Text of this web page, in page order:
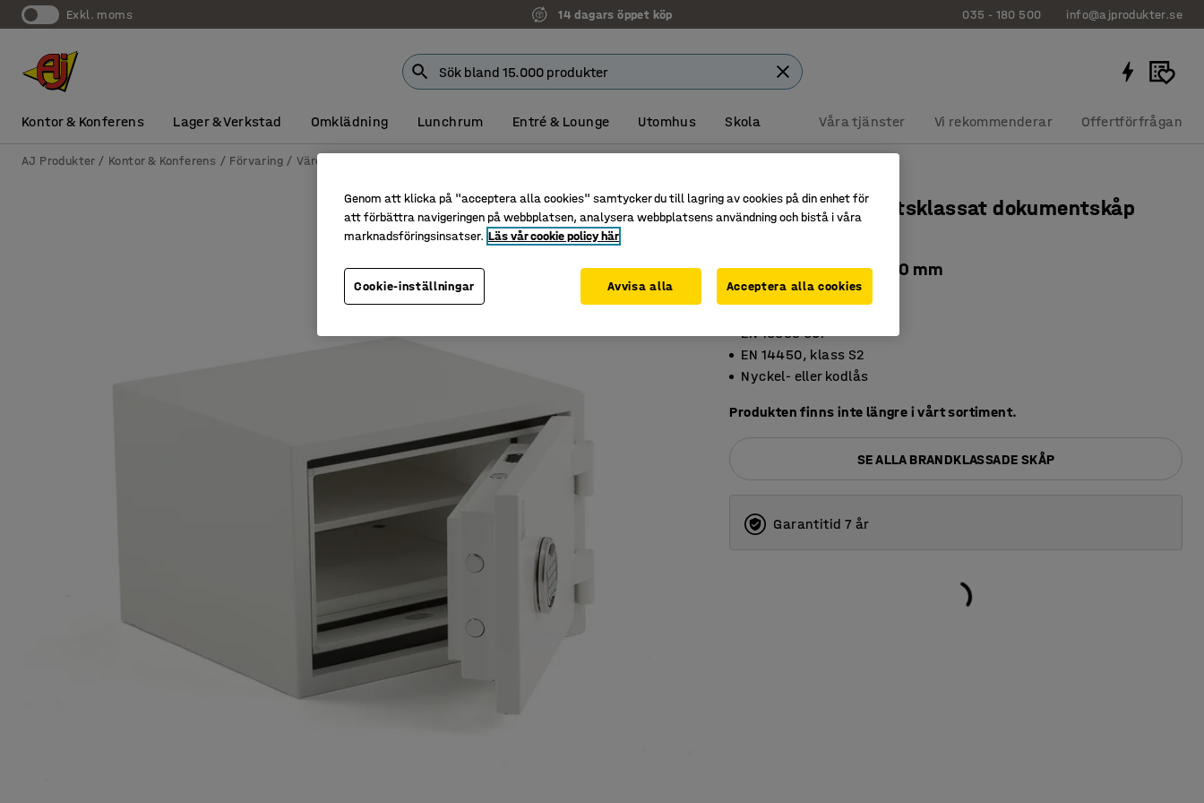
exkl. moms 14 dagars öppet köp 035 - 180 500 info@ajprodukter.se
Kontor & Konferens Lager & Verkstad Omklädning Lunchrum Entré & Lounge Utomhus Skola Våra tjänster Vi rekommenderar Offertförfrågan
AJ Produkter Kontor & Konferens Förvaring Värdeförvaring
Brand- och inbrottsklassat dokumentskåp
Kodlås, 345x480x460 mm
Art. nr
EN 15659 60P
EN 14450, klass S2
Nyckel- eller kodlås
Produkten finns inte längre i vårt sortiment.
SE ALLA BRANDKLASSADE SKÅP
Garantitid 7 år
Genom att klicka på "acceptera alla cookies" samtycker du till lagring av cookies på din enhet för
att förbättra navigeringen på webbplatsen, analysera webbplatsens användning och bistå i våra
marknadsföringsinsatser. Läs vår cookie policy här
Cookie-inställningar Avvisa alla Acceptera alla cookies